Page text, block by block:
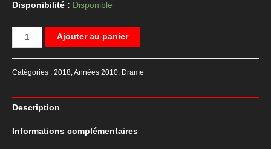
Disponibilité : Disponible
quantité
de
Wajib,
Ajouter au panier
Catégories : 2018,Années 2010, Drame
Description
Informations complémentaires